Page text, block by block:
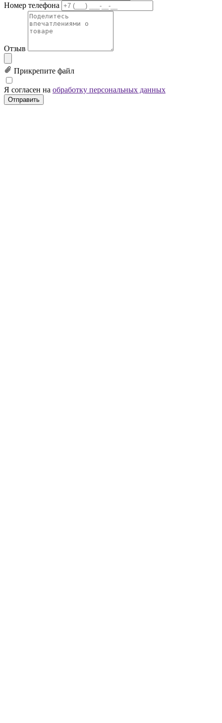
Номер телефона
Отзыв
Прикрепите файл
Я согласен на обработку персональных данных